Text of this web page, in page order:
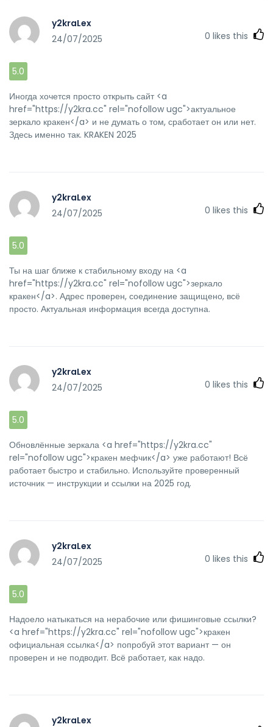
y2kraLex
24/07/2025
0 likes this
5.0
Иногда хочется просто открыть сайт <a
href="https://y2kra.cc" rel="nofollow ugc">актуальное
зеркало кракен</a> и не думать о том, сработает он или нет.
Здесь именно так. KRAKEN 2025
y2kraLex
24/07/2025
0 likes this
5.0
Ты на шаг ближе к стабильному входу на <a
href="https://y2kra.cc" rel="nofollow ugc">зеркало
кракен</a>. Адрес проверен, соединение защищено, всё
просто. Актуальная информация всегда доступна.
y2kraLex
24/07/2025
0 likes this
5.0
Обновлённые зеркала <a href="https://y2kra.cc"
rel="nofollow ugc">кракен мефчик</a> уже работают! Всё
работает быстро и стабильно. Используйте проверенный
источник — инструкции и ссылки на 2025 год.
y2kraLex
24/07/2025
0 likes this
5.0
Надоело натыкаться на нерабочие или фишинговые ссылки?
<a href="https://y2kra.cc" rel="nofollow ugc">кракен
официальная ссылка</a> попробуй этот вариант — он
проверен и не подводит. Всё работает, как надо.
y2kraLex